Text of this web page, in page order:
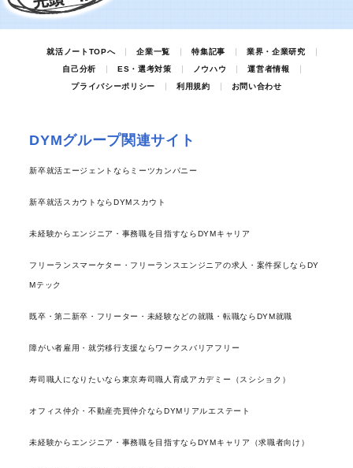
就活ノートTOPへ 企業一覧 特集記事
業界・企業研究
自己分析
ES・選考対策 ノウハウ
運営者情報
プライバシーポリシー
利用規約 お問い合わせ
DYMグループ関連サイト
新卒就活エージェントならミーツカンパニー
新卒就活スカウトならDYMスカウト
未経験からエンジニア・事務職を目指すならDYMキャリア
フリーランスマーケター・フリーランスエンジニアの求人・案件探しならDY
Mテック
既卒・第二新卒・フリーター・未経験などの就職・転職ならDYM就職
障がい者雇用・就労移行支援ならワークスバリアフリー
寿司職人になりたいなら東京寿司職人育成アカデミー（スシショク）
オフィス仲介・不動産売買仲介ならDYMリアルエステート
未経験からエンジニア・事務職を目指すならDYMキャリア（求職者向け）